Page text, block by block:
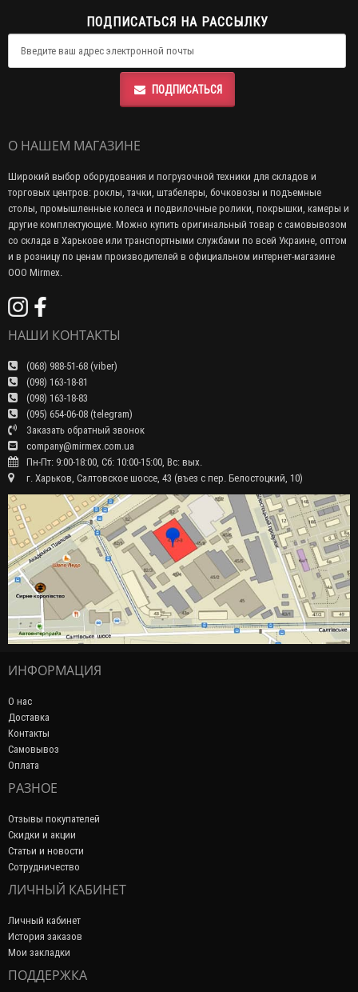
ПОДПИСАТЬСЯ НА РАССЫЛКУ
ПОДПИСАТЬСЯ
О НАШЕМ МАГАЗИНЕ
Широкий выбор оборудования и погрузочной техники для складов и
торговых центров: роклы, тачки, штабелеры, бочковозы и подъемные
столы, промышленные колеса и подвилочные ролики, покрышки, камеры и
другие комплектующие. Можно купить оригинальный товар с самовывозом
со склада в Харькове или транспортными службами по всей Украине, оптом
и в розницу по ценам производителей в официальном интернет-магазине
ООО Mirmex.
НАШИ КОНТАКТЫ
(068) 988-51-68 (viber)
(098) 163-18-81
(098) 163-18-83
(095) 654-06-08 (telegram)
Заказать обратный звонок
company@mirmex.com.ua
Пн-Пт: 9:00-18:00, Сб: 10:00-15:00, Вс: вых.
г. Харьков, Салтовское шоссе, 43 (въез с пер. Белостоцкий, 10)
ИНФОРМАЦИЯ
О нас
Доставка
Контакты
Самовывоз
Оплата
РАЗНОЕ
Отзывы покупателей
Скидки и акции
Статьи и новости
Сотрудничество
ЛИЧНЫЙ КАБИНЕТ
Личный кабинет
История заказов
Мои закладки
ПОДДЕРЖКА